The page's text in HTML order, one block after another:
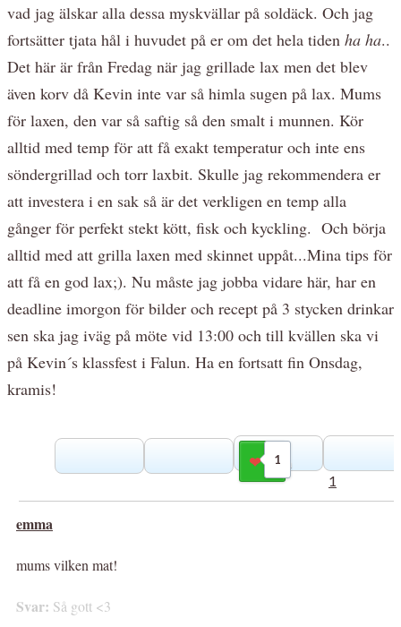
vad jag älskar alla dessa myskvällar på soldäck. Och jag
fortsätter tjata hål i huvudet på er om det hela tiden ha ha..
Det här är från Fredag när jag grillade lax men det blev
även korv då Kevin inte var så himla sugen på lax. Mums
för laxen, den var så saftig så den smalt i munnen. Kör
alltid med temp för att få exakt temperatur och inte ens
söndergrillad och torr laxbit. Skulle jag rekommendera er
att investera i en sak så är det verkligen en temp alla
gånger för perfekt stekt kött, fisk och kyckling. Och börja
alltid med att grilla laxen med skinnet uppåt...Mina tips för
att få en god lax;). Nu måste jag jobba vidare här, har en
deadline imorgon för bilder och recept på 3 stycken drinkar
sen ska jag iväg på möte vid 13:00 och till kvällen ska vi
på Kevin´s klassfest i Falun. Ha en fortsatt fin Onsdag,
kramis!
1
Gilla
1
emma
mums vilken mat!
Svar: Så gott <3